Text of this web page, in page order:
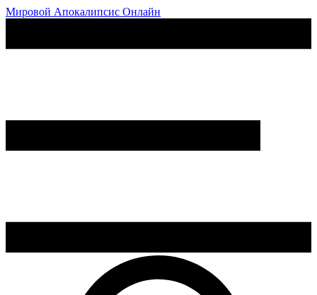
Мировой Апокалипсис Онлайн